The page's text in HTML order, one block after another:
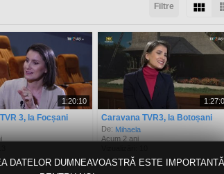
DATELOR DUMNEAVOASTRĂ ESTE IMPORTANTĂ
Filtre
Rezultate/pagină:
1:20:10
3, la Focșani Caravana TVR3, la Botoșani
De:Mihaela
Acum 2 ani